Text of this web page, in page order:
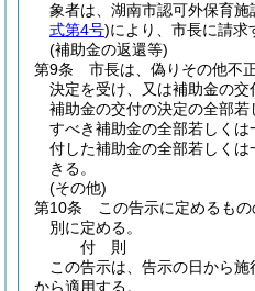
象者は、湖南市認可外保育
式第4号)により、市長に請求
(補助金の返還等)
第9条
市長は、偽りその他不
決定を受け、又は補助金の交
補助金の交付の決定の全部
すべき補助金の全部若しく
付した補助金の全部若しく
きる。
(その他)
第10条
この告示に定めるも
別に定める。
付 則
この告示は、告示の日から
から適用する。